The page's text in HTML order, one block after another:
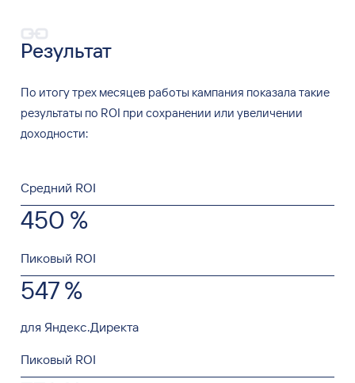
Результат
По итогу трех месяцев работы кампания показала такие
результаты по ROI при сохранении или увеличении
доходности:
Средний ROI
450 %
Пиковый ROI
547 %
для Яндекс.Директа
Пиковый ROI